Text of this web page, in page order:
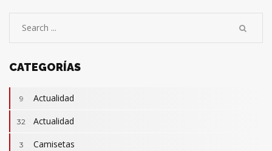
CATEGORÍAS
9 Actualidad
32 Actualidad
3 Camisetas